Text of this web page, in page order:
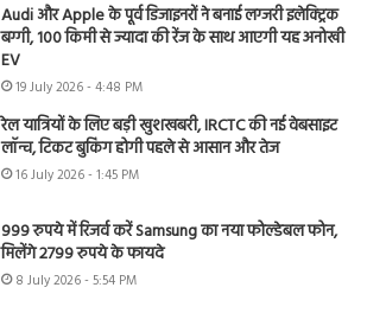
Audi और Apple के पूर्व डिजाइनरों ने बनाई लग्जरी इलेक्ट्रिक
बग्गी, 100 किमी से ज्यादा की रेंज के साथ आएगी यह अनोखी
EV
19 July 2026 - 4:48 PM
रेल यात्रियों के लिए बड़ी खुशखबरी, IRCTC की नई वेबसाइट
लॉन्च, टिकट बुकिंग होगी पहले से आसान और तेज
16 July 2026 - 1:45 PM
999 रुपये में रिजर्व करें Samsung का नया फोल्डेबल फोन,
मिलेंगे 2799 रुपये के फायदे
8 July 2026 - 5:54 PM